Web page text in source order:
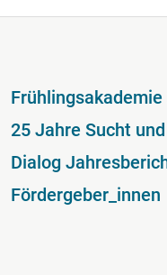
Fußzeile
Frühlingsakademie
25 Jahre Sucht
Dialog
Fördergeber_innen